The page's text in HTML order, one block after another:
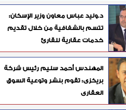
د.وليد عباس معاون وزير الإسكان:
تتسم بالشفافية من خلال تقديم
خدمات عقارية للقارئ
المهندس أحمد سليم رئيس شركة
بريكزى: تقوم بنشر وتوعية السوق
العقارى